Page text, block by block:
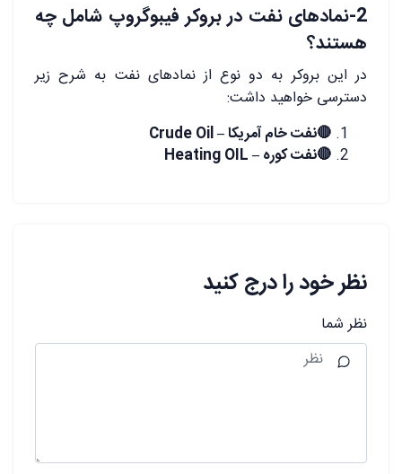
2-نمادهای نفت در بروکر فیبوگروپ شامل چه
هستند؟
در این بروکر به دو نوع از نمادهای نفت به شرح زیر
دسترسی خواهید داشت:
🔴نفت خام آمریکا – Crude Oil
🔴نفت کوره – Heating OIL
نظر خود را درج کنید
نظر شما